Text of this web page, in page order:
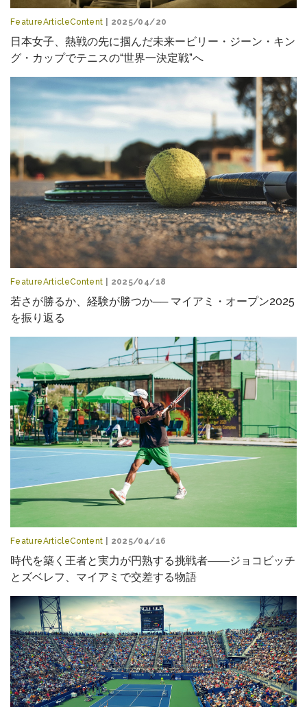
FeatureArticleContent | 2025/04/20
日本女子、熱戦の先に掴んだ未来ービリー・ジーン・キン
グ・カップでテニスの“世界一決定戦”へ
FeatureArticleContent | 2025/04/18
若さが勝るか、経験が勝つか── マイアミ・オープン2025
を振り返る
FeatureArticleContent | 2025/04/16
時代を築く王者と実力が円熟する挑戦者――ジョコビッチ
とズベレフ、マイアミで交差する物語